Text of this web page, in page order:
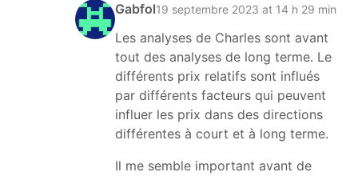
Gabfol19 septembre 2023 at 14 h 29 min
Les analyses de Charles sont avant
tout des analyses de long terme. Le
différents prix relatifs sont influés
par différents facteurs qui peuvent
influer les prix dans des directions
différentes à court et à long terme.
Il me semble important avant de